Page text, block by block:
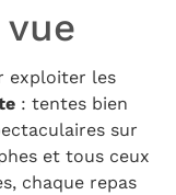
exploiter les
: tentes bien
sur
et tous ceux
chaque repas